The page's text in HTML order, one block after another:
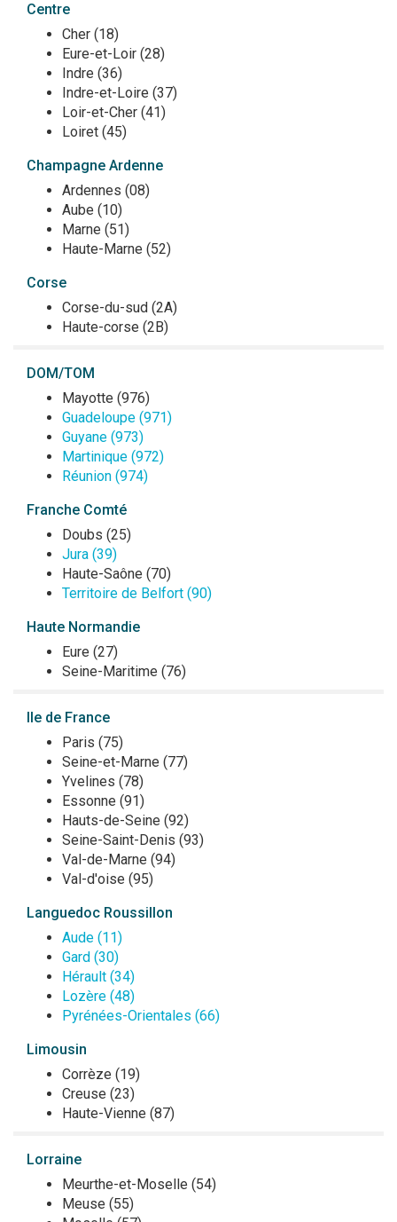
Centre
Cher (18)
Eure-et-Loir (28)
Indre (36)
Indre-et-Loire (37)
Loir-et-Cher (41)
Loiret (45)
Champagne Ardenne
Ardennes (08)
Aube (10)
Marne (51)
Haute-Marne (52)
Corse
Corse-du-sud (2A)
Haute-corse (2B)
DOM/TOM
Mayotte (976)
Guadeloupe (971)
Guyane (973)
Martinique (972)
Réunion (974)
Franche Comté
Doubs (25)
Jura (39)
Haute-Saône (70)
Territoire de Belfort (90)
Haute Normandie
Eure (27)
Seine-Maritime (76)
Ile de France
Paris (75)
Seine-et-Marne (77)
Yvelines (78)
Essonne (91)
Hauts-de-Seine (92)
Seine-Saint-Denis (93)
Val-de-Marne (94)
Val-d'oise (95)
Languedoc Roussillon
Aude (11)
Gard (30)
Hérault (34)
Lozère (48)
Pyrénées-Orientales (66)
Limousin
Corrèze (19)
Creuse (23)
Haute-Vienne (87)
Lorraine
Meurthe-et-Moselle (54)
Meuse (55)